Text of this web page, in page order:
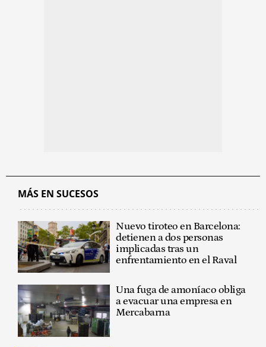
MÁS EN SUCESOS
Nuevo tiroteo en Barcelona:
detienen a dos personas
implicadas tras un
enfrentamiento en el Raval
Una fuga de amoníaco obliga
a evacuar una empresa en
Mercabarna